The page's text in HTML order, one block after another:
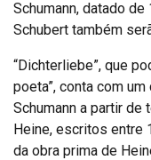
Schumann, datado
Schubert também
“Dichterliebe”, que
poeta”, conta com
Schumann a partir
Heine, escritos entre
da obra prima de